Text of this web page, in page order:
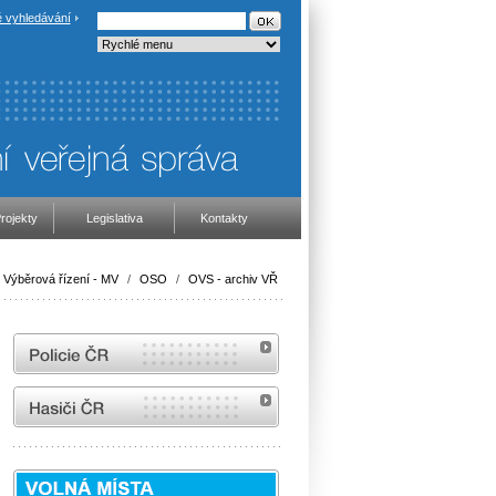
vyhledávání
Legislativa Kontakty
Výběrová řízení - MV / OSO / OVS - archiv VŘ
internetové stránky Policie ČR
internetové stránky Hasiči ČR